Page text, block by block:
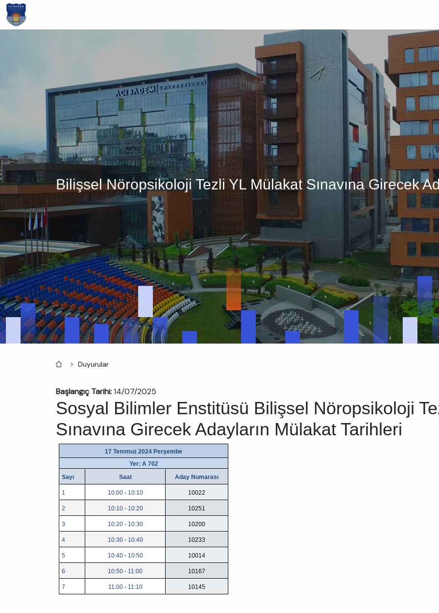
Ana
içeriğe
atla
Bilişsel Nöropsikoloji Tezli YL Mülakat Sınavına Girecek
AnasayfaDuyurular
Başlangıç Tarihi:14/07/2025
Sosyal Bilimler Enstitüsü Bilişsel Nöropsikoloji
Sınavına Girecek Adayların Mülakat Tarihleri
17 Temmuz 2024 Perşembe
Yer: A 702
Sayı
Saat Aday Numarası
1 10:00 - 10:10 10022
2 10:10 - 10:20 10251
3 10:20 - 10:30 10200
4 10:30 - 10:40 10233
5 10:40 - 10:50 10014
6 10:50 - 11:00 10167
7 11:00 - 11:10 10145